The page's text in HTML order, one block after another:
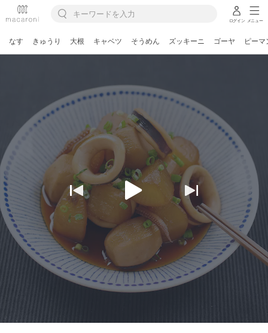
ログイン メニュー
なす きゅうり 大根 キャベツ そうめん ズッキーニ ゴーヤ ピーマ